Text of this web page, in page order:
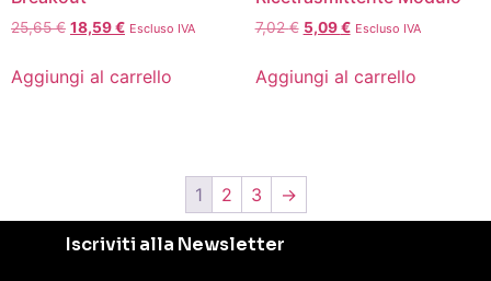
25,65€ 18,59€ Escluso IVA
Aggiungi al carrello
7,02€ 5,09€ Escluso IVA
Aggiungi al carrello
1 2 3 →
Iscriviti alla Newsletter